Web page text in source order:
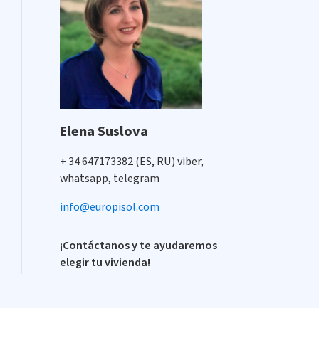
Elena Suslova
+ 34 647173382 (ES, RU) viber,
whatsapp, telegram
info@europisol.com
¡Contáctanos y te ayudaremos
elegir tu vivienda!